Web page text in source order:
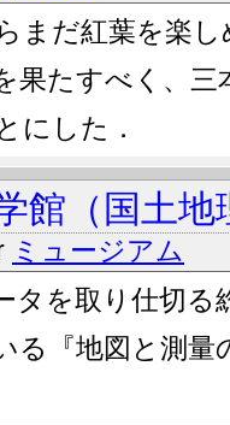
まだ紅葉を楽
果たすべく、
にした．
館（国土地
ミュージアム
タを取り仕切
る『地図と測量